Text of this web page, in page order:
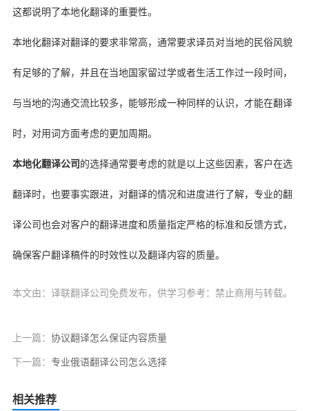
这都说明了本地化翻译的重要性。
本地化翻译对翻译的要求非常高，通常要求译员对当地的民俗风貌
有足够的了解，并且在当地国家留过学或者生活工作过一段时间，
与当地的沟通交流比较多，能够形成一种同样的认识，才能在翻译
时，对用词方面考虑的更加周期。
本地化翻译公司 的选择通常要考虑的就是以上这些因素，客户在选
翻译时，也要事实跟进，对翻译的情况和进度进行了解，专业的翻
译公司也会对客户的翻译进度和质量指定严格的标准和反馈方式，
确保客户翻译稿件的时效性以及翻译内容的质量。
本文由：译联翻译公司免费发布，供学习参考：禁止商用与转载。
上一篇： 协议翻译怎么保证内容质量
下一篇： 专业俄语翻译公司怎么选择
相关推荐